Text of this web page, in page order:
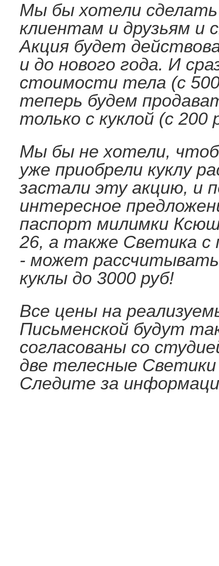
Мы бы хотели
клиентам и друзьям и
Акция будет
и до нового года. И
стоимости тела (с
теперь будем
только с куклой (с 200
Мы бы не хотели,
уже приобрели куклу
застали эту акцию, и
интересное
паспорт милимки
26, а также Светика с
- может
куклы до 3000 руб!
Все цены на
Письменской будут
согласованы со
две телесные
Следите за